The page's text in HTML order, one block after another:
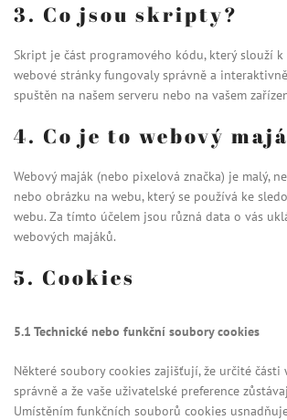
3. Co jsou skripty?
Skript je část programového kódu, který slouží k
webové stránky fungovaly správně a
spuštěn na našem serveru nebo na vašem
4. Co je to webový
Webový maják (nebo pixelová značka) je malý,
nebo obrázku na webu, který se používá ke
webu. Za tímto účelem jsou různá data o vás
webových majáků.
5. Cookies
5.1 Technické nebo funkční soubory cookies
Některé soubory cookies zajišťují, že určité
správně a že vaše uživatelské preference
Umístěním funkčních souborů cookies